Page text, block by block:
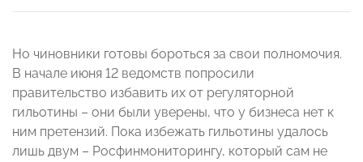
Но чиновники готовы бороться за свои полномочия.
В начале июня 12 ведомств попросили
правительство избавить их от регуляторной
гильотины – они были уверены, что у бизнеса нет к
ним претензий. Пока избежать гильотины удалось
лишь двум – Росфинмониторингу, который сам не